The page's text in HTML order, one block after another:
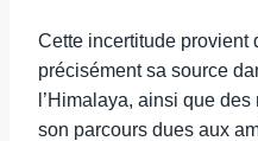
Cette incertitude provient
précisément sa source
l’Himalaya, ainsi que
son parcours dues aux